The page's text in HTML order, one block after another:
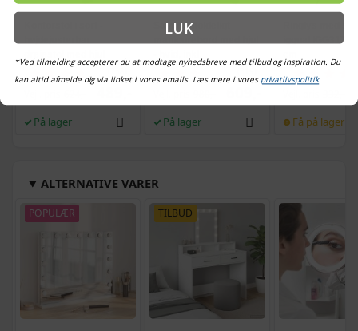
På lager
Sammenfoldeligt
håndledspude
På lager
iggual
Få på lager
ALTERNATIVE VARER
POPULÆR TILBUD
LUK
*Ved tilmelding accepterer du at modtage nyhedsbreve med tilbud og inspiration. Du
kan altid afmelde dig via linket i vores emails. Læs mere i vores privatlivspolitik.